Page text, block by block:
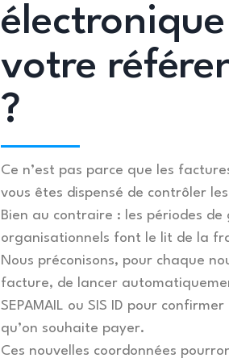
votre
?
Ce n’est pas parce que les
vous êtes dispensé de contrôler
Bien au contraire : les périodes
organisationnels font le lit de la
Nous préconisons, pour chaque
facture, de lancer
SEPAMAIL ou SIS ID pour
qu’on souhaite payer.
Ces nouvelles coordonnées